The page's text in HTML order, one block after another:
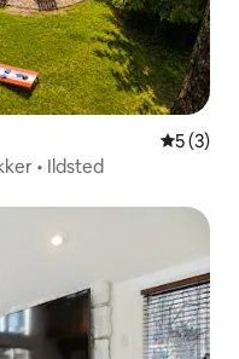
5 ud af 5
5 (3)
• Ildsted